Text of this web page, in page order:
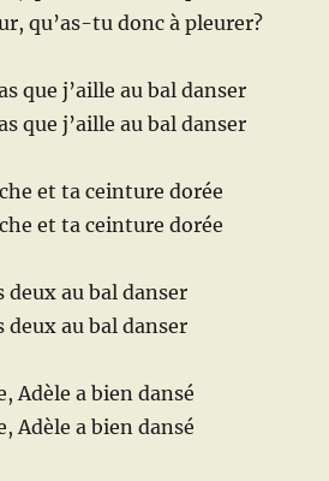
qu’as-tu donc à pleurer?
que j’aille au bal danser
que j’aille au bal danser
et ta ceinture dorée
et ta ceinture dorée
au bal danser
au bal danser
Adèle a bien dansé
Adèle a bien dansé